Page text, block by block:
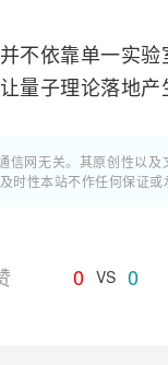
不依靠单一实验
量子理论落地产
网无关。其原创性以
时性本站不作任何保证或
0 VS 0